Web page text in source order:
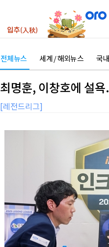
전체뉴스 세계 / 해외뉴스 국
최명훈, 이창호에 설
[레전드리그]